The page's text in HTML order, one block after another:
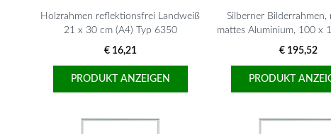
Holzrahmen reflektionsfrei Landweiß
21 x 30 cm (A4) Typ 6350
€ 16,21
PRODUKT ANZEIGEN
Silberner Bilderrahmen,
mattes Aluminium, 100 x
670
€ 195,52
PRODUKT